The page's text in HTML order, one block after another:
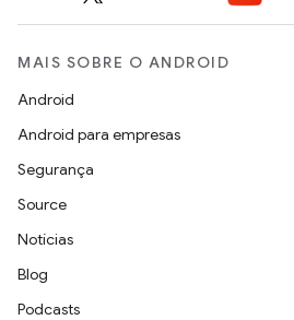
MAIS SOBRE O ANDROID
Android
Android para empresas
Segurança
Source
Notícias
Blog
Podcasts